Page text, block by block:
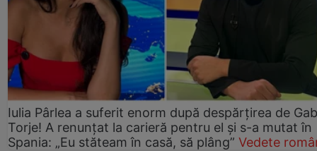
Iulia Pârlea a suferit enorm după despărțirea de
Torje! A renunțat la carieră pentru el și s-a mutat în
Spania: „Eu stăteam în casă, să plâng” Vedete